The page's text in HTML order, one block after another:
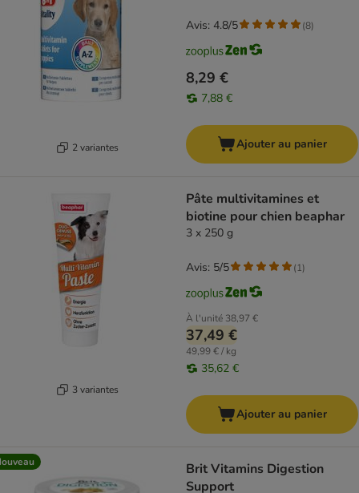
2 variantes
8,29 €
7,88 €
Avis: 4.8/5 (8)
Ajouter au panier
3 variantes
Pâte multivitamines et
biotine pour chien beaphar
3 x 250 g
À l'unité 38,97 €
37,49 €
49,99 € / kg
35,62 €
Avis: 5/5 (1)
Ajouter au panier
Brit Vitamins Digestion
Support